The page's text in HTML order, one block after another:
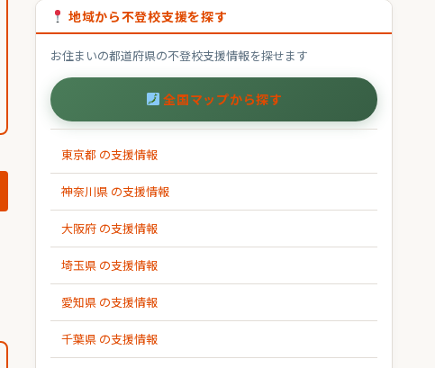
地域から不登校支援を探す
お住まいの都道府県の不登校支援情報を探せます
全国マップから探す
東京都 の支援情報
神奈川県 の支援情報
大阪府 の支援情報
埼玉県 の支援情報
愛知県 の支援情報
千葉県 の支援情報